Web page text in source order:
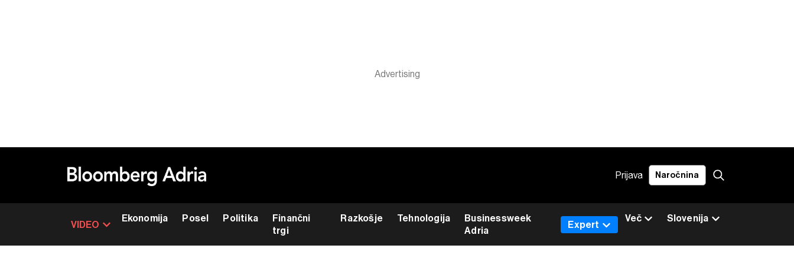
Prijava Naročnina
VIDEO
Ekonomija Posel Politika
Finančni
trgi
Razkošje Tehnologija
Businessweek
Adria
Slovenija
Expert
Več